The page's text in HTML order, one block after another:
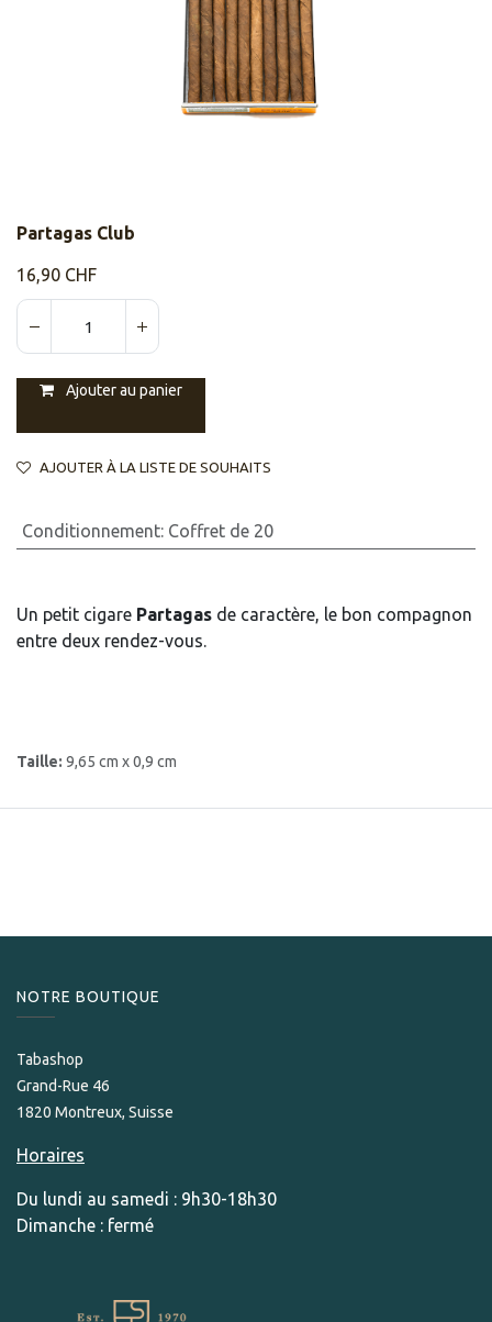
Partagas Club
16,90 CHF
Ajouter au panier
AJOUTER À LA LISTE DE SOUHAITS
Conditionnement: Coffret de 20
Un petit cigare Partagas de caractère, le bon compagnon
entre deux rendez-vous.
Taille: 9,65 cm x 0,9 cm
NOTRE BOUTIQUE
Tabashop
Grand-Rue 46
1820 Montreux, Suisse
Horaires
Du lundi au samedi : 9h30-18h30
Dimanche : fermé